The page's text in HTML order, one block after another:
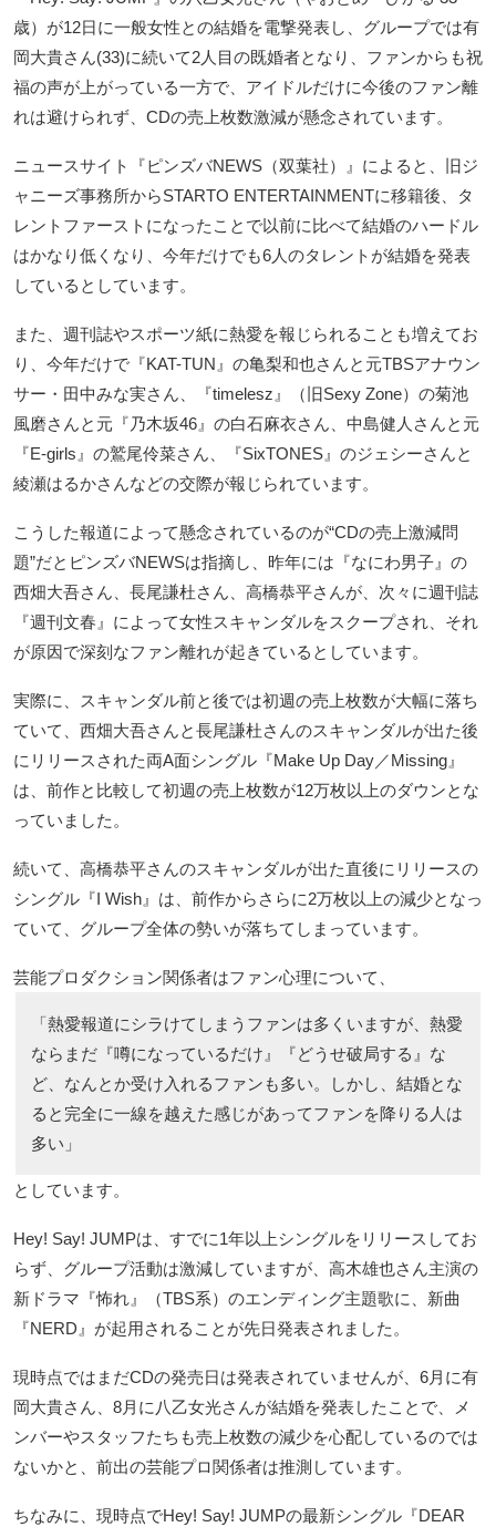
歳）が12日に一般女性との結婚を電撃発表し、グループでは有
岡大貴さん(33)に続いて2人目の既婚者となり、ファンからも祝
福の声が上がっている一方で、アイドルだけに今後のファン離
れは避けられず、CDの売上枚数激減が懸念されています。
ニュースサイト『ピンズバNEWS（双葉社）』によると、旧ジ
ャニーズ事務所からSTARTO ENTERTAINMENTに移籍後、タ
レントファーストになったことで以前に比べて結婚のハードル
はかなり低くなり、今年だけでも6人のタレントが結婚を発表
しているとしています。
また、週刊誌やスポーツ紙に熱愛を報じられることも増えてお
り、今年だけで『KAT-TUN』の亀梨和也さんと元TBSアナウン
サー・田中みな実さん、『timelesz』（旧Sexy Zone）の菊池
風磨さんと元『乃木坂46』の白石麻衣さん、中島健人さんと元
『E-girls』の鷲尾伶菜さん、『SixTONES』のジェシーさんと
綾瀬はるかさんなどの交際が報じられています。
こうした報道によって懸念されているのが“CDの売上激減問
題”だとピンズバNEWSは指摘し、昨年には『なにわ男子』の
西畑大吾さん、長尾謙杜さん、高橋恭平さんが、次々に週刊誌
『週刊文春』によって女性スキャンダルをスクープされ、それ
が原因で深刻なファン離れが起きているとしています。
実際に、スキャンダル前と後では初週の売上枚数が大幅に落ち
ていて、西畑大吾さんと長尾謙杜さんのスキャンダルが出た後
にリリースされた両A面シングル『Make Up Day／Missing』
は、前作と比較して初週の売上枚数が12万枚以上のダウンとな
っていました。
続いて、高橋恭平さんのスキャンダルが出た直後にリリースの
シングル『I Wish』は、前作からさらに2万枚以上の減少となっ
ていて、グループ全体の勢いが落ちてしまっています。
芸能プロダクション関係者はファン心理について、
「熱愛報道にシラけてしまうファンは多くいますが、熱愛
ならまだ『噂になっているだけ』『どうせ破局する』な
ど、なんとか受け入れるファンも多い。しかし、結婚とな
ると完全に一線を越えた感じがあってファンを降りる人は
多い」
としています。
Hey! Say! JUMPは、すでに1年以上シングルをリリースしてお
らず、グループ活動は激減していますが、高木雄也さん主演の
新ドラマ『怖れ』（TBS系）のエンディング主題歌に、新曲
『NERD』が起用されることが先日発表されました。
現時点ではまだCDの発売日は発表されていませんが、6月に有
岡大貴さん、8月に八乙女光さんが結婚を発表したことで、メ
ンバーやスタッフたちも売上枚数の減少を心配しているのでは
ないかと、前出の芸能プロ関係者は推測しています。
ちなみに、現時点でHey! Say! JUMPの最新シングル『DEAR